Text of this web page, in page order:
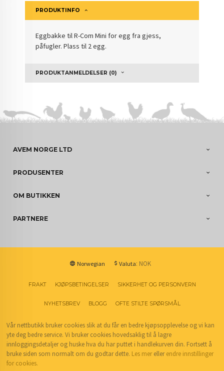
PRODUKTINFO
Eggbakke til R-Com Mini for egg fra gjess,
påfugler. Plass til 2 egg.
PRODUKTANMELDELSER (0)
AVEM NORGE LTD
PRODUSENTER
OM BUTIKKEN
PARTNERE
Norwegian Valuta: NOK
FRAKT KJØPSBETINGELSER SIKKERHET OG PERSONVERN
NYHETSBREV BLOGG OFTE STILTE SPØRSMÅL
Vår nettbutikk bruker cookies slik at du får en bedre kjøpsopplevelse og vi kan
yte deg bedre service. Vi bruker cookies hovedsaklig til å lagre
innloggingsdetaljer og huske hva du har puttet i handlekurven din. Fortsett å
bruke siden som normalt om du godtar dette. Les merellerendre innstillinger
for cookies.